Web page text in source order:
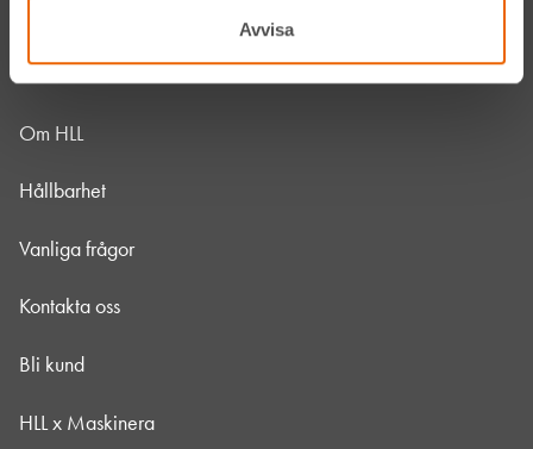
Avvisa
Om HLL
Hållbarhet
Vanliga frågor
Kontakta oss
Bli kund
HLL x Maskinera